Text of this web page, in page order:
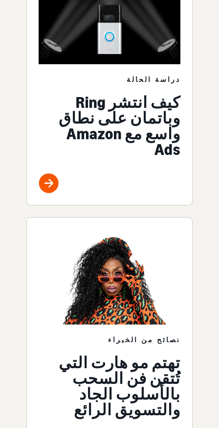
دراسة الحالة
كيف انتشر Ring
وباتمان على نطاق
واسع مع Amazon
Ads
نصائح من الخبراء
تهتم مو هارت التي
تُتقن فن السحب
بالأسلوب الجاد
والتسويق الرائع